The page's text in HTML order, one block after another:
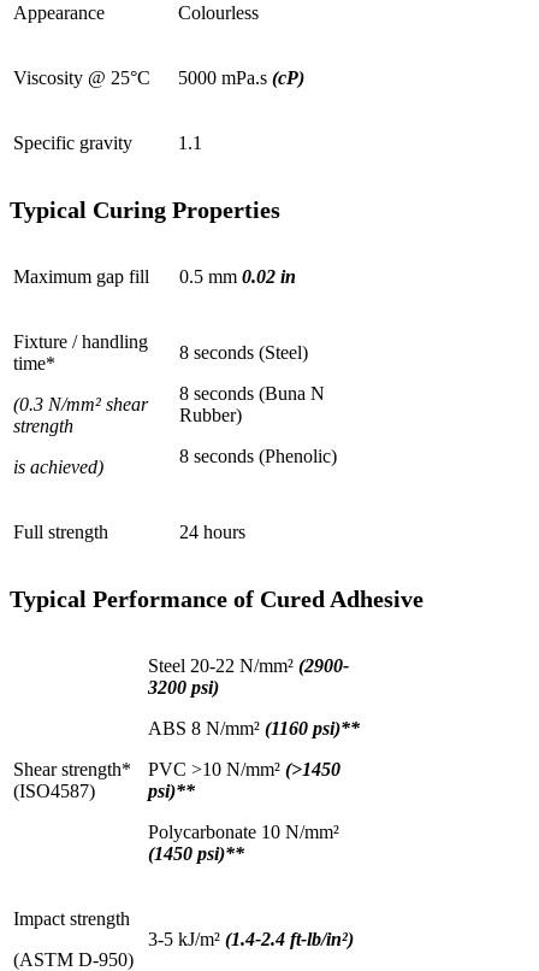
Appearance Colourless
Viscosity @ 25°C 5000 mPa.s (cP)
Specific gravity 1.1
Typical Curing Properties
Maximum gap fill 0.5 mm 0.02 in
Fixture / handling
time*
(0.3 N/mm² shear
strength
is achieved)
8 seconds (Steel)
8 seconds (Buna N
Rubber)
8 seconds (Phenolic)
Full strength 24 hours
Typical Performance of Cured Adhesive
Shear strength*
(ISO4587)
Steel 20-22 N/mm² (2900-
3200 psi)
ABS 8 N/mm² (1160 psi)**
PVC >10 N/mm² (>1450
psi)**
Polycarbonate 10 N/mm²
(1450 psi)**
Impact strength
(ASTM D-950)
3-5 kJ/m² (1.4-2.4 ft-lb/in²)